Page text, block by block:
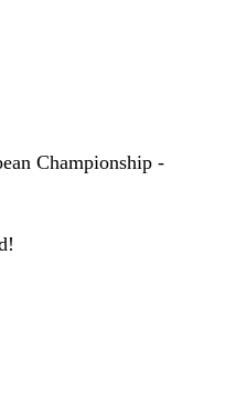
Championship -